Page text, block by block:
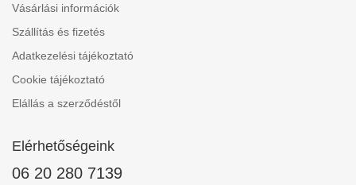
Vásárlási információk
Szállítás és fizetés
Adatkezelési tájékoztató
Cookie tájékoztató
Elállás a szerződéstől
Elérhetőségeink
06 20 280 7139